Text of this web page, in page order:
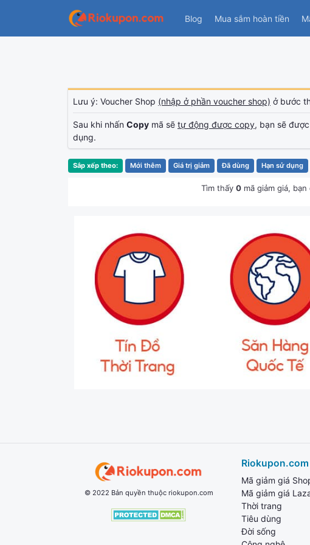
Blog Mua sắm hoàn tiền
Lưu ý: Voucher Shop (nhập ở phần voucher shop) ở bước
Sau khi nhấn Copy mã sẽ tự động được copy, bạn sẽ
dụng.
Sắp xếp theo: Mới thêm Giá trị giảm Đã dùng Hạn sử dụng
Tìm thấy 0 mã giảm giá,
© 2022 Bản quyền thuộc riokupon.com
Riokupon.com
Mã giảm giá
Mã giảm giá
Thời trang
Tiêu dùng
Đời sống